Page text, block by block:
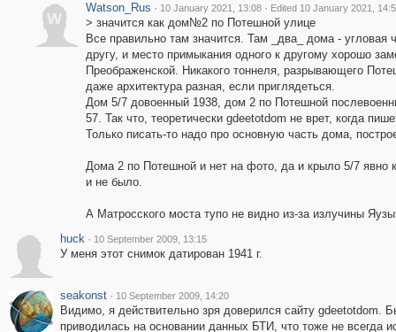
W
Watson_Rus · 10 January 2021, 13:08 · Edited 10 January 2021,
> значится как дом№2 по Потешной улице
Все правильно там значится. Там _два_ дома -
другу, и место примыкания одного к другому хорошо
Преображенской. Никакого тоннеля, разрывающего
даже архитектура разная, если приглядеться.
Дом 5/7 довоенный 1938, дом 2 по Потешной
57. Так что, теоретически gdeetotdom не врет, когда
Только писать-то надо про основную часть дома,
Дома 2 по Потешной и нет на фото, да и крыло 5/7 явно
и не было.
А Матросского моста тупо не видно из-за излучины
huck · 10 September 2009, 13:15
У меня этот снимок датирован 1941 г.
seakonst · 10 September 2009, 14:20
Видимо, я действительно зря доверился сайту gdeetotdom.
приводилась на основании данных БТИ, что тоже не всегда